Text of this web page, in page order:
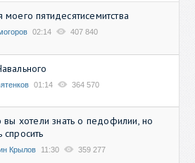
моего пятидесятисемитства
02:14 407 840
01:14 364 570
вы хотели знать о педофилии, но
спросить
Крылов 11:30 359 277